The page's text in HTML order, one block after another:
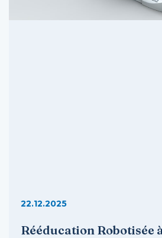
22.12.2025
Rééducation Robotisée